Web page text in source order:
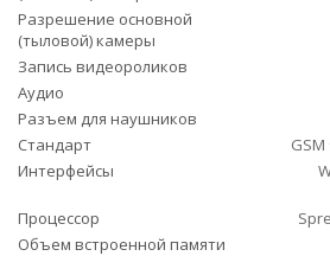
Разрешение основной
(тыловой) камеры
Запись видеороликов
Аудио
Разъем для наушников
Стандарт
GSM
Интерфейсы
Процессор
Объем встроенной памяти